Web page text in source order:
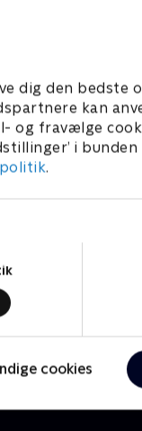
dig den bedste
kan
og fravælge
i
.
cookiesParis-